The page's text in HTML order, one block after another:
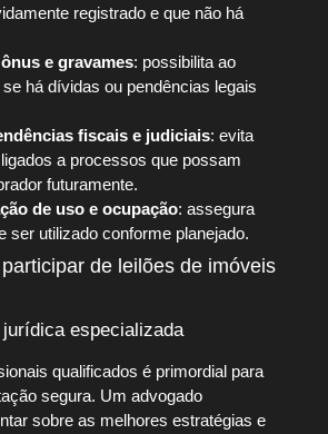
registrado e que não há
e gravames: possibilita ao
há dívidas ou pendências legais
fiscais e judiciais: evita
a processos que possam
futuramente.
de uso e ocupação: assegura
ser utilizado conforme planejado.
de leilões de imóveis
especializada
qualificados é primordial para
segura. Um advogado
sobre as melhores estratégias e